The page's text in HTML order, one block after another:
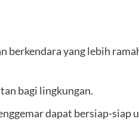
berkendara yang lebih
bagi lingkungan.
dapat bersiap-siap